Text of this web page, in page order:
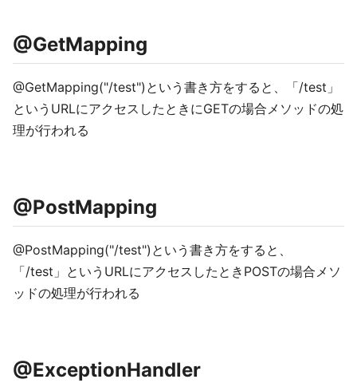
@GetMapping
@GetMapping("/test")という書き方をすると、「/test」
というURLにアクセスしたときにGETの場合メソッドの処
理が行われる
@PostMapping
@PostMapping("/test")という書き方をすると、
「/test」というURLにアクセスしたときPOSTの場合メソ
ッドの処理が行われる
@ExceptionHandler